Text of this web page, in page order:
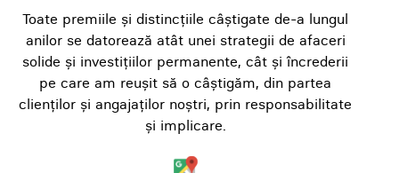
Toate premiile și distincțiile câștigate de-a lungul
anilor se datorează atât unei strategii de afaceri
solide și investițiilor permanente, cât și încrederii
pe care am reușit să o câștigăm, din partea
clienților și angajaților noștri, prin responsabilitate
și implicare.